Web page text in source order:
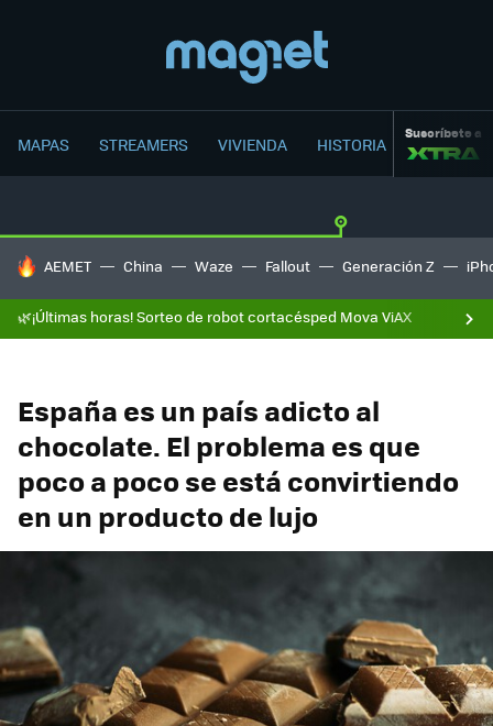
MAPAS STREAMERS VIVIENDA HISTORIA Suscríbete a
HOY SE HABLA DE
AEMET China Waze Fallout Generación Z
🌿¡Últimas horas! Sorteo de robot cortacésped Mova ViAX
España es un país adicto al
chocolate. El problema es que
poco a poco se está convirtiendo
en un producto de lujo